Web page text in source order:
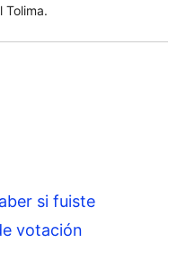
Tolima.
si fuiste
votación